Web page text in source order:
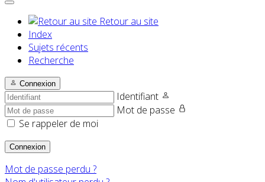
Retour au site
Index
Sujets récents
Recherche
Connexion
Identifiant
Mot de passe
Se rappeler de moi
Connexion
Mot de passe perdu ?